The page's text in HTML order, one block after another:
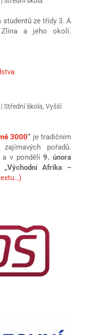
studentů ze třídy 3. A
a jeho okolí.
Střední škola, Vyšší
3000“ je tradičním
pořadů.
a v pondělí9. února
„Východní Afrika –